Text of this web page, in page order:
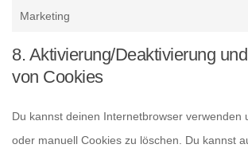
Marketing
8. Aktivierung/Deaktivierung
von Cookies
Du kannst deinen Internetbrowser verwenden
oder manuell Cookies zu löschen. Du kannst